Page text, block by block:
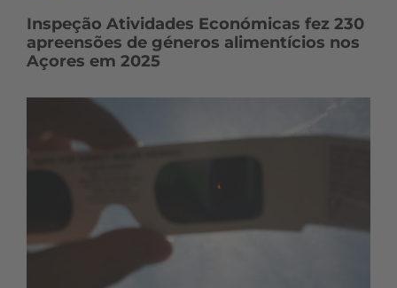
Inspeção Atividades Económicas fez 230
apreensões de géneros alimentícios nos
Açores em 2025